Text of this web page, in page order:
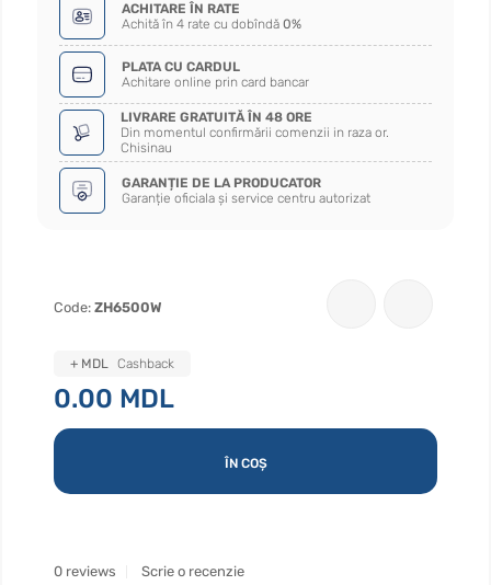
ACHITARE ÎN RATE
Achită în 4 rate cu dobîndă 0%
PLATA CU CARDUL
Achitare online prin card bancar
LIVRARE GRATUITĂ ÎN 48 ORE
Din momentul confirmării comenzii in raza or.
Chisinau
GARANȚIE DE LA PRODUCATOR
Garanție oficiala și service centru autorizat
Code: ZH6500W
0.00 MDL
ÎN COȘ
0 reviews Scrie o recenzie
+ MDL Cashback